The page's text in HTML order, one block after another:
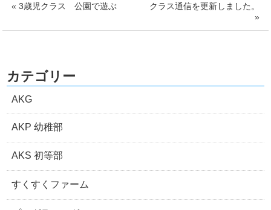
« 3歳児クラス 公園で遊ぶ
クラス通信を更新しました。
»
カテゴリー
AKG
AKP 幼稚部
AKS 初等部
すくすくファーム